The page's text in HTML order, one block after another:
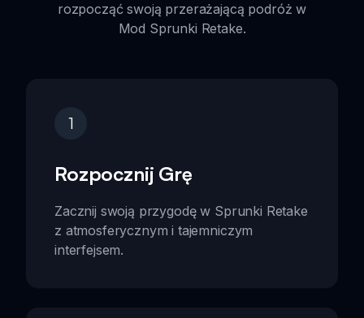
rozpocząć swoją przerażającą podróż w
Mod Sprunki Retake.
1
Rozpocznij Grę
Zacznij swoją przygodę w Sprunki Retake
z atmosferycznym i tajemniczym
interfejsem.